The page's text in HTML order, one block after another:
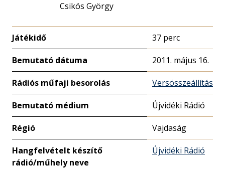
Csikós György
Játékidő 37 perc
Bemutató dátuma 2011. május 16.
Rádiós műfaji besorolás Versösszeállítás
Bemutató médium Újvidéki Rádió
Régió Vajdaság
Hangfelvételt készítő
rádió/műhely neve
Újvidéki Rádió